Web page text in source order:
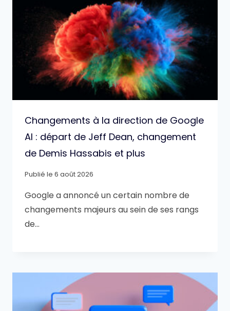
Changements à la direction de Google
AI : départ de Jeff Dean, changement
de Demis Hassabis et plus
Publié le 6 août 2026
Google a annoncé un certain nombre de
changements majeurs au sein de ses rangs
de…